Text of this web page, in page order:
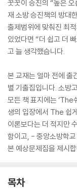
꿋꿋이 승진의 “높은
재 소방 승진책의 방대
출제범위에 맞춰진 최
있었다면 “더 쉽고 더
고 늘 생각했습니다.
본 교재는 얼마 전에 출
별 기출집입니다. 소방
모든 책 표지에는 ‘The
생의 입장에서 The 쉽
이론보다는 더 적지만
함이고, - 중앙소방학교
본 예상문제집을 제시
목차